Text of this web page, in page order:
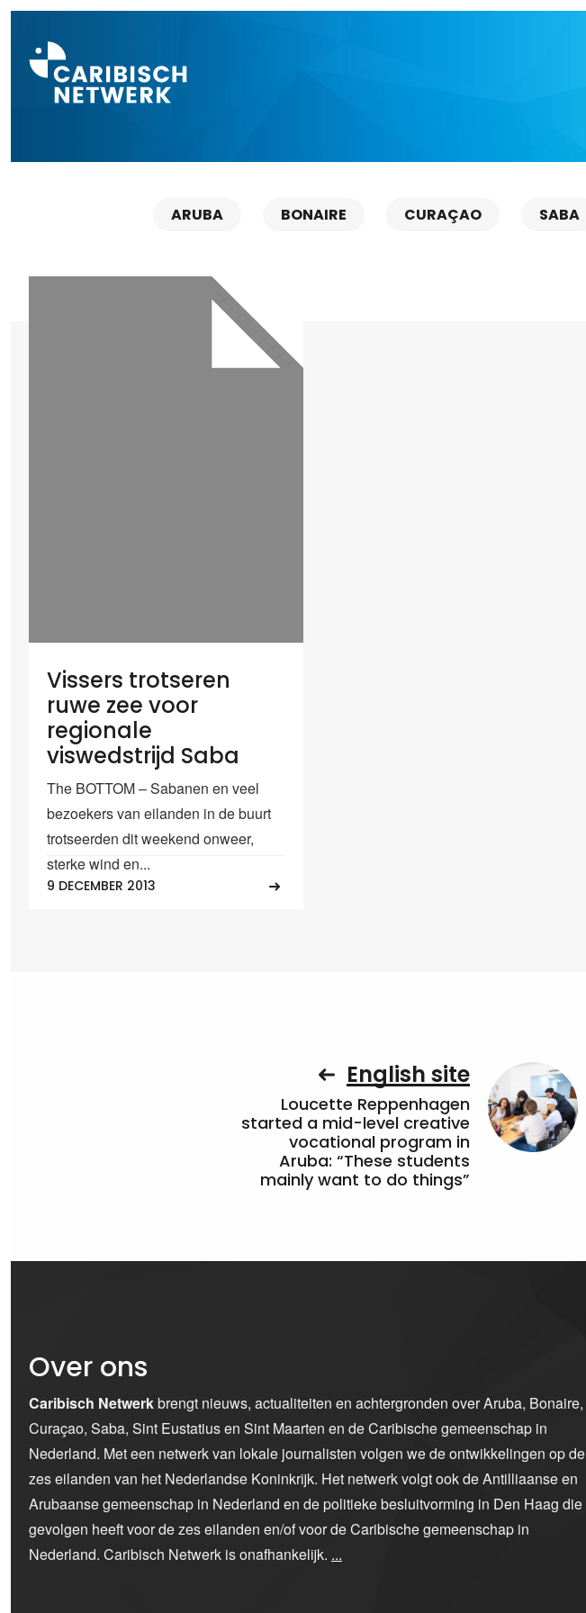
ARUBA BONAIRE CURAÇAO SABA
Vissers trotseren
ruwe zee voor
regionale
viswedstrijd Saba
The BOTTOM – Sabanen en veel
bezoekers van eilanden in de buurt
trotseerden dit weekend onweer,
sterke wind en...
9 DECEMBER 2013
English site
Loucette Reppenhagen
started a mid-level creative
vocational program in
Aruba: “These students
mainly want to do things”
Over ons
Caribisch Netwerkbrengt nieuws, actualiteiten en achtergronden over Aruba, Bonaire,
Curaçao, Saba, Sint Eustatius en Sint Maarten en de Caribische gemeenschap in
Nederland. Met een netwerk van lokale journalisten volgen we de ontwikkelingen op de
zes eilanden van het Nederlandse Koninkrijk. Het netwerk volgt ook de Antilliaanse en
Arubaanse gemeenschap in Nederland en de politieke besluitvorming in Den Haag die
gevolgen heeft voor de zes eilanden en/of voor de Caribische gemeenschap in
Nederland. Caribisch Netwerk is onafhankelijk. ...